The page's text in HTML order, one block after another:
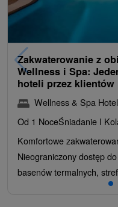
Zakwaterowanie z
Wellness i Spa:
hoteli przez klientów
Wellness & Spa
Od 1 NoceŚniadanie I
Komfortowe
Nieograniczony dostęp
basenów termalnych,